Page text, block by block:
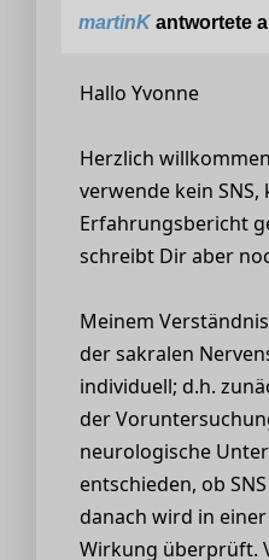
martinK antwortete
Hallo Yvonne
Herzlich
verwende kein
Erfahrungsbericht
schreibt Dir aber
Meinem
der sakralen
individuell; d.h.
der
neurologische
entschieden, ob
danach wird in
Wirkung überprüft.